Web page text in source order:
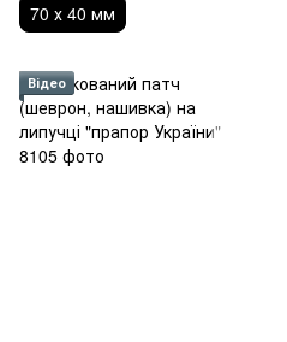
70 х 40 мм
Відео